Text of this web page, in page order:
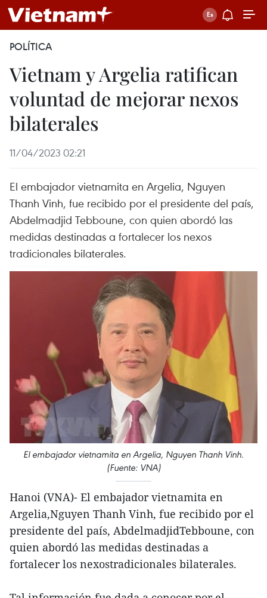
POLÍTICA
Vietnam y Argelia ratifican
voluntad de mejorar nexos
bilaterales
11/04/2023 02:21
El embajador vietnamita en Argelia, Nguyen
Thanh Vinh, fue recibido por el presidente del país,
Abdelmadjid Tebboune, con quien abordó las
medidas destinadas a fortalecer los nexos
tradicionales bilaterales.
El embajador vietnamita en Argelia, Nguyen Thanh Vinh.
(Fuente: VNA)
Hanoi (VNA)- El embajador vietnamita en
Argelia,Nguyen Thanh Vinh, fue recibido por el
presidente del país, AbdelmadjidTebboune, con
quien abordó las medidas destinadas a
fortalecer los nexostradicionales bilaterales.